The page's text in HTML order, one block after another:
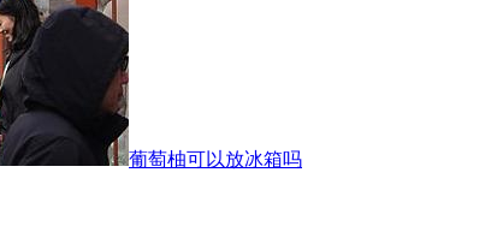
葡萄柚可以放冰箱吗